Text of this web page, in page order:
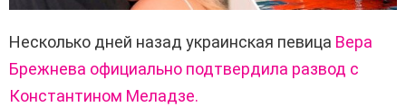
Несколько дней назад украинская певица Вера
Брежнева официально подтвердила развод с
Константином Меладзе.